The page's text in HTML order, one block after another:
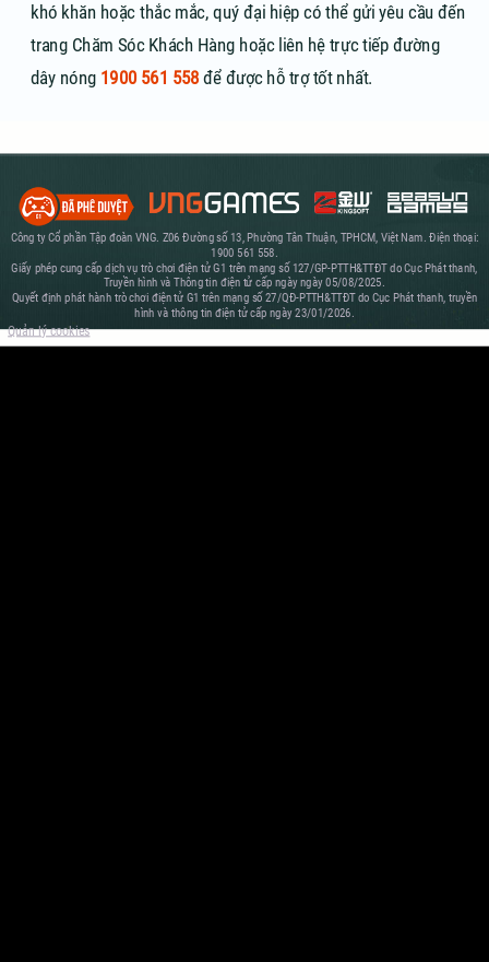
khó khăn hoặc thắc mắc, quý đại hiệp có thể gửi yêu cầu đến
trang Chăm Sóc Khách Hàng hoặc liên hệ trực tiếp đường
dây nóng 1900 561 558 để được hỗ trợ tốt nhất.
Công ty Cổ phần Tập đoàn VNG. Z06 Đường số 13, Phường Tân Thuận, TPHCM, Việt Nam. Điện thoại:
1900 561 558.
Giấy phép cung cấp dịch vụ trò chơi điện tử G1 trên mạng số 127/GP-PTTH&TTĐT do Cục Phát thanh,
Truyền hình và Thông tin điện tử cấp ngày ngày 05/08/2025.
Quyết định phát hành trò chơi điện tử G1 trên mạng số 27/QĐ-PTTH&TTĐT do Cục Phát thanh, truyền
hình và thông tin điện tử cấp ngày 23/01/2026.
Quản lý cookies